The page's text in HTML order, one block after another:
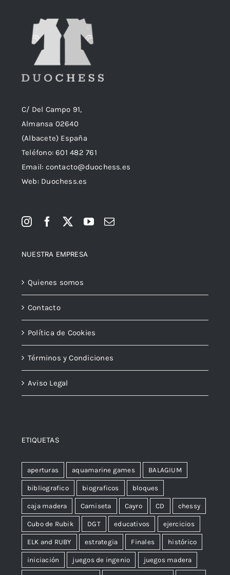
Almansa 02640
(Albacete) España
Teléfono:601 482 761
Email:contacto@duochess.es
Web: Duochess.es
Contacto
Política de Cookies
Términos y Condiciones
Aviso Legal
aperturas aquamarine games BALAGIUM
bibliografico biograficos bloques
caja madera Camiseta Cayro CD chessy
Cubo de Rubik DGT educativos ejercicios
ELK and RUBY estrategia Finales histórico
iniciación juegos de ingenio juegos madera
Juegos Tradicionales La casa del ajedrez libros